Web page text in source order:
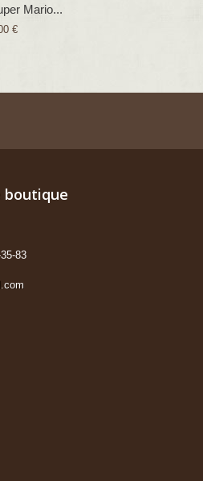
Mario...
€
boutique
83